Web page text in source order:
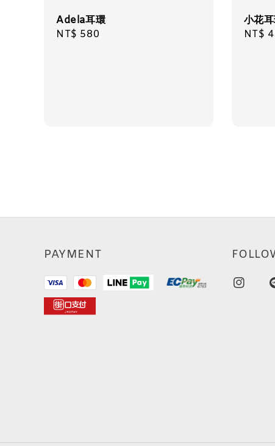
Adela耳環
Regular
NT$ 580
小花
NT$
PAYMENT